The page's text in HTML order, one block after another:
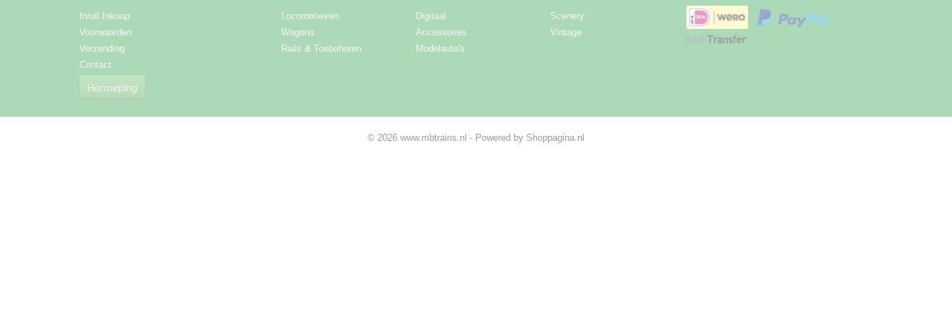
Inruil Inkoop
Voorwaarden
Verzending
Contact
Herroeping
Locomotieven
Wagons
Rails & Toebehoren
Digitaal
Accessoires
Modelauto's
Scenery
Vintage
© 2026 www.mbtrains.nl - Powered by Shoppagina.nl